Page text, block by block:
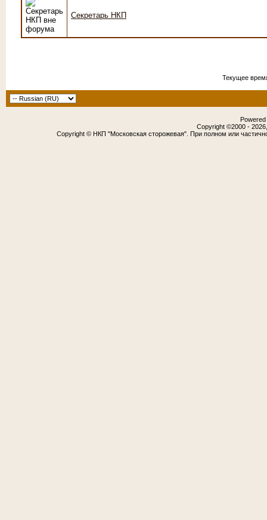
Секретарь НКП
Текущее
Copyright ©2000 -
Copyright © НКП "Московская сторожевая". При полном или